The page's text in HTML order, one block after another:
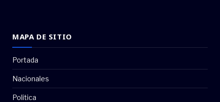
MAPA DE SITIO
Portada
Nacionales
Politica